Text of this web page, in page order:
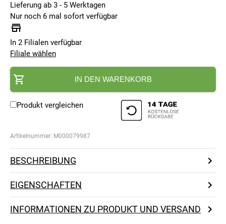
Lieferung ab 3 - 5 Werktagen
Nur noch 6 mal sofort verfügbar
In 2 Filialen verfügbar
Filiale wählen
IN DEN WARENKORB
Produkt vergleichen
Artikelnummer: M000079987
BESCHREIBUNG
EIGENSCHAFTEN
INFORMATIONEN ZU PRODUKT UND VERSAND